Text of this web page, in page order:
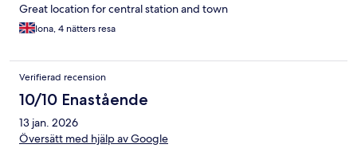
Great location for central station and town
Iona, 4 nätters resa
Verifierad recension
10/10 Enastående
13 jan. 2026
Översätt med hjälp av Google